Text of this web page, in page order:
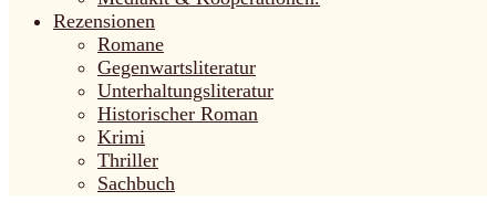
Rezensionen
Romane
Gegenwartsliteratur
Unterhaltungsliteratur
Historischer Roman
Krimi
Thriller
Sachbuch